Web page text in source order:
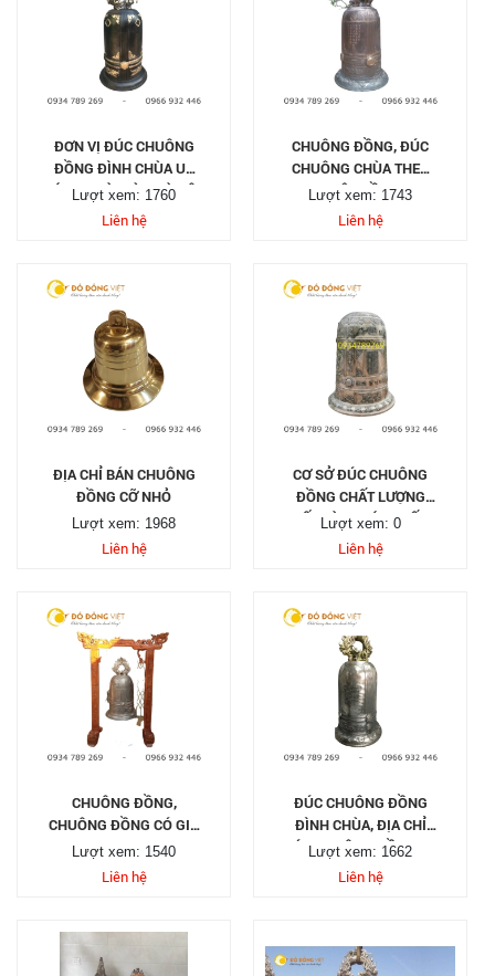
ĐƠN VỊ ĐÚC CHUÔNG
ĐỒNG ĐÌNH CHÙA UY
TÍN TẠI SÀI GÒN HÀ NỘI
Lượt xem: 1760
Liên hệ
CHUÔNG ĐỒNG, ĐÚC
CHUÔNG CHÙA THEO
YÊU CẦU
Lượt xem: 1743
Liên hệ
ĐỊA CHỈ BÁN CHUÔNG
ĐỒNG CỠ NHỎ
Lượt xem: 1968
Liên hệ
CƠ SỞ ĐÚC CHUÔNG
ĐỒNG CHẤT LƯỢNG
TỐT VÀ UY TÍN NHẤT
Lượt xem: 0
Liên hệ
CHUÔNG ĐỒNG,
CHUÔNG ĐỒNG CÓ GIÁ
TREO ĐẸP
Lượt xem: 1540
Liên hệ
ĐÚC CHUÔNG ĐỒNG
ĐÌNH CHÙA, ĐỊA CHỈ
ĐÚC CHUÔNG ĐỒNG UY
TÍN CHẤT LƯỢNG
Lượt xem: 1662
Liên hệ